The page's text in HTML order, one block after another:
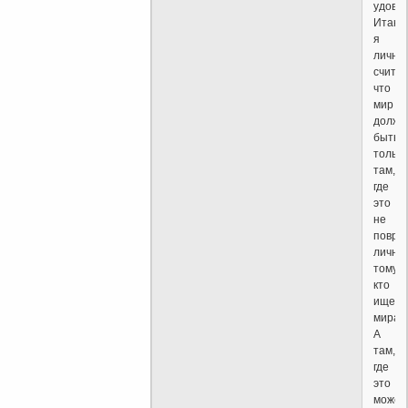
Итак,
я
лично
что
мир
быть
только
там,
где
это
не
лично
тому,
кто
ищет
мира.
А
там,
где
это
может